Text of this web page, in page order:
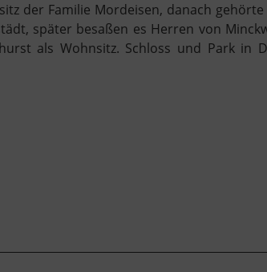
der Familie Mordeisen, danach
später besaßen es Herren von
als Wohnsitz. Schloss und Park in